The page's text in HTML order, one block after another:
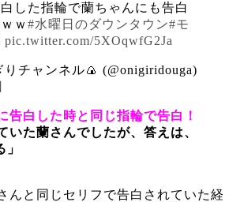
した指輪で蘭ちゃんにも告白
ｗ #水曜日のダウンタウン#モ
pic.twitter.com/5XOqwfG2Ja
チャンネル🍙 (@onigiridouga)
告白した時と同じ指輪で告白！
いた蘭さんでしたが、答えは、
んと同じセリフで告白されていた経